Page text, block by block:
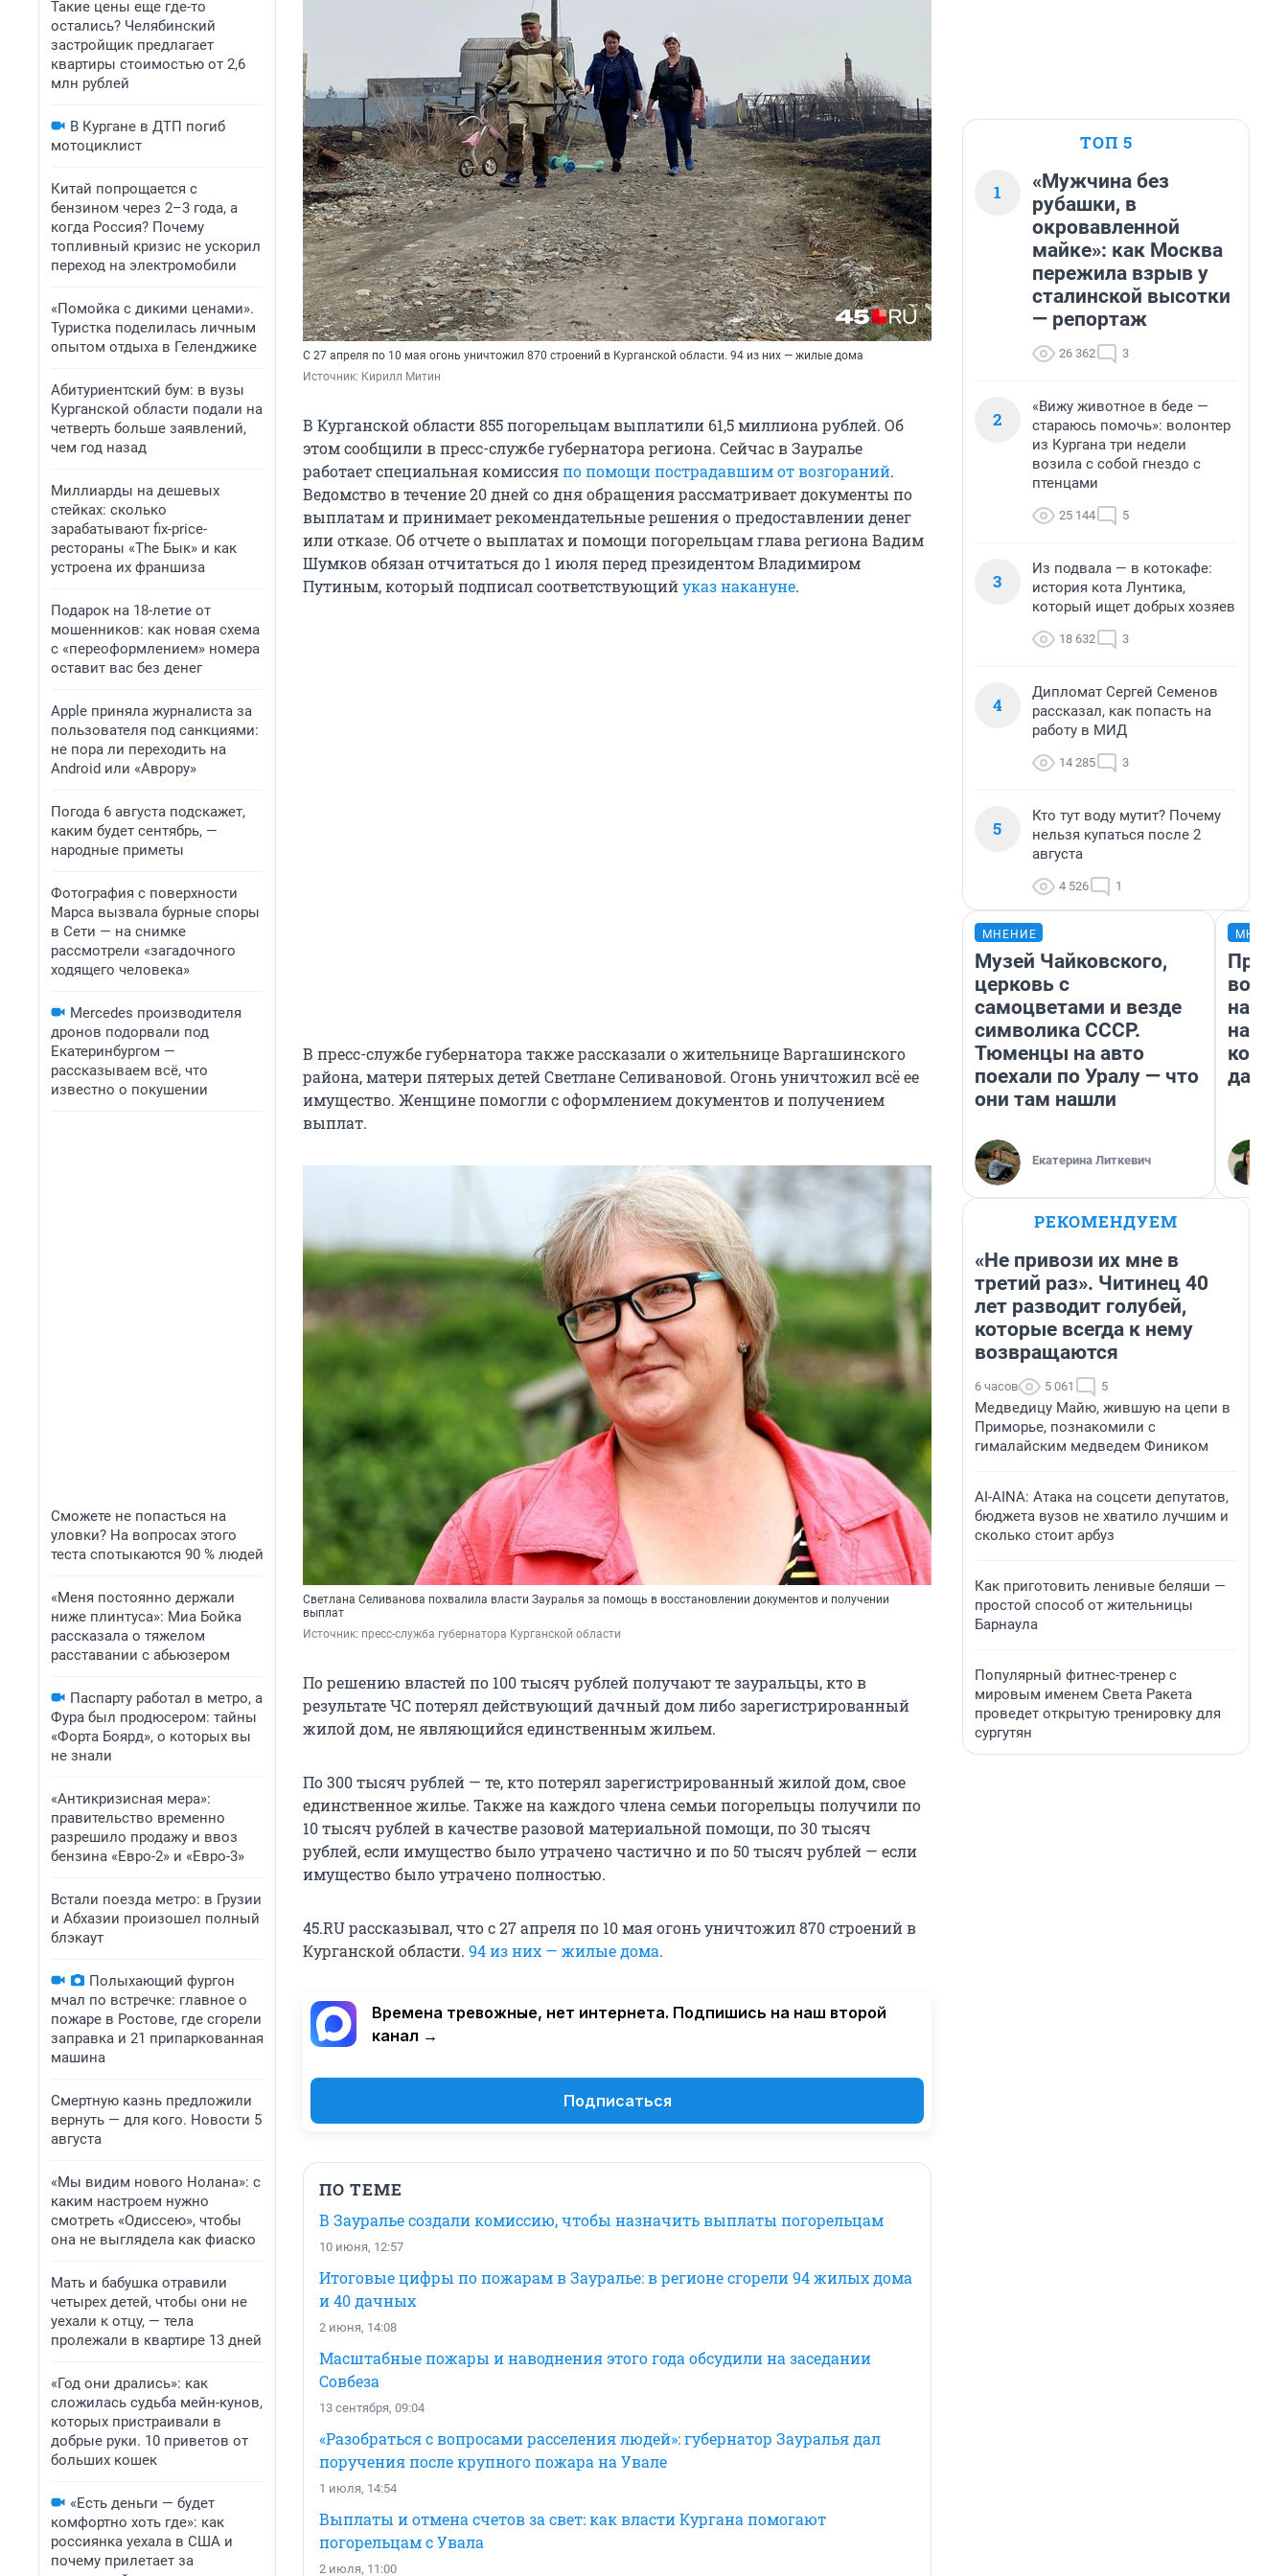
Такие цены еще где-то
остались? Челябинский
застройщик предлагает
квартиры стоимостью от 2,6
млн рублей
В Кургане в ДТП погиб
мотоциклист
Китай попрощается с
бензином через 2–3 года, а
когда Россия? Почему
топливный кризис не ускорил
переход на электромобили
«Помойка с дикими ценами».
Туристка поделилась личным
опытом отдыха в Геленджике
Абитуриентский бум: в вузы
Курганской области подали на
четверть больше заявлений,
чем год назад
Миллиарды на дешевых
стейках: сколько
зарабатывают fix-price-
рестораны «The Бык» и как
устроена их франшиза
Подарок на 18-летие от
мошенников: как новая схема
с «переоформлением» номера
оставит вас без денег
Apple приняла журналиста за
пользователя под санкциями:
не пора ли переходить на
Android или «Аврору»
Погода 6 августа подскажет,
каким будет сентябрь, —
народные приметы
Фотография с поверхности
Марса вызвала бурные споры
в Сети — на снимке
рассмотрели «загадочного
ходящего человека»
Mercedes производителя
дронов подорвали под
Екатеринбургом —
рассказываем всё, что
известно о покушении
Сможете не попасться на
уловки? На вопросах этого
теста спотыкаются 90 % людей
«Меня постоянно держали
ниже плинтуса»: Миа Бойка
рассказала о тяжелом
расставании с абьюзером
Паспарту работал в метро, а
Фура был продюсером: тайны
«Форта Боярд», о которых вы
не знали
«Антикризисная мера»:
правительство временно
разрешило продажу и ввоз
бензина «Евро-2» и «Евро-3»
Встали поезда метро: в Грузии
и Абхазии произошел полный
блэкаут
Полыхающий фургон
мчал по встречке: главное о
пожаре в Ростове, где сгорели
заправка и 21 припаркованная
машина
Смертную казнь предложили
вернуть — для кого. Новости 5
августа
«Мы видим нового Нолана»: с
каким настроем нужно
смотреть «Одиссею», чтобы
она не выглядела как фиаско
Мать и бабушка отравили
четырех детей, чтобы они не
уехали к отцу, — тела
пролежали в квартире 13 дней
«Год они дрались»: как
сложилась судьба мейн-кунов,
которых пристраивали в
добрые руки. 10 приветов от
больших кошек
«Есть деньги — будет
комфортно хоть где»: как
россиянка уехала в США и
почему прилетает за
С 27 апреля по 10 мая огонь уничтожил 870 строений в Курганской области. 94 из них — жилые дома
Источник: Кирилл Митин
В Курганской области 855 погорельцам выплатили 61,5 миллиона рублей. Об
этом сообщили в пресс-службе губернатора региона. Сейчас в Зауралье
работает специальная комиссияпо помощи пострадавшим от возгораний.
Ведомство в течение 20 дней со дня обращения рассматривает документы по
выплатам и принимает рекомендательные решения о предоставлении денег
или отказе. Об отчете о выплатах и помощи погорельцам глава региона Вадим
Шумков обязан отчитаться до 1 июля перед президентом Владимиром
Путиным, который подписал соответствующийуказ накануне.
В пресс-службе губернатора также рассказали о жительнице Варгашинского
района, матери пятерых детей Светлане Селивановой. Огонь уничтожил всё ее
имущество. Женщине помогли с оформлением документов и получением
выплат.
Светлана Селиванова похвалила власти Зауралья за помощь в восстановлении документов и получении
выплат
Источник: пресс-служба губернатора Курганской области
По решению властей по 100 тысяч рублей получают те зауральцы, кто в
результате ЧС потерял действующий дачный дом либо зарегистрированный
жилой дом, не являющийся единственным жильем.
По 300 тысяч рублей — те, кто потерял зарегистрированный жилой дом, свое
единственное жилье. Также на каждого члена семьи погорельцы получили по
10 тысяч рублей в качестве разовой материальной помощи, по 30 тысяч
рублей, если имущество было утрачено частично и по 50 тысяч рублей — если
имущество было утрачено полностью.
45.RU рассказывал, что с 27 апреля по 10 мая огонь уничтожил 870 строений в
Курганской области. 94 из них — жилые дома.
Времена тревожные, нет интернета. Подпишись на наш второй
канал →
Подписаться
ПО ТЕМЕ
В Зауралье создали комиссию, чтобы назначить выплаты погорельцам
10 июня, 12:57
Итоговые цифры по пожарам в Зауралье: в регионе сгорели 94 жилых дома
и 40 дачных
2 июня, 14:08
Масштабные пожары и наводнения этого года обсудили на заседании
Совбеза
13 сентября, 09:04
«Разобраться с вопросами расселения людей»: губернатор Зауралья дал
поручения после крупного пожара на Увале
1 июля, 14:54
Выплаты и отмена счетов за свет: как власти Кургана помогают
погорельцам с Увала
2 июля, 11:00
ТОП 5
1
«Мужчина без
рубашки, в
окровавленной
майке»: как Москва
пережила взрыв у
сталинской высотки
— репортаж
26 362 3
2
«Вижу животное в беде —
стараюсь помочь»: волонтер
из Кургана три недели
возила с собой гнездо с
птенцами
25 144 5
3
Из подвала — в котокафе:
история кота Лунтика,
который ищет добрых хозяев
18 632 3
4
Дипломат Сергей Семенов
рассказал, как попасть на
работу в МИД
14 285 3
5
Кто тут воду мутит? Почему
нельзя купаться после 2
августа
4 526 1
МНЕНИЕ
Музей Чайковского,
церковь с
самоцветами и везде
символика СССР.
Тюменцы на авто
поехали по Уралу — что
они там нашли
Екатерина Литкевич
нам
даже
РЕКОМЕНДУЕМ
«Не привози их мне в
третий раз». Читинец 40
лет разводит голубей,
которые всегда к нему
возвращаются
6 часов 5 061 5
Медведицу Майю, жившую на цепи в
Приморье, познакомили с
гималайским медведем Фиником
AI-AINA: Атака на соцсети депутатов,
бюджета вузов не хватило лучшим и
сколько стоит арбуз
Как приготовить ленивые беляши —
простой способ от жительницы
Барнаула
Популярный фитнес-тренер с
мировым именем Света Ракета
проведет открытую тренировку для
сургутян